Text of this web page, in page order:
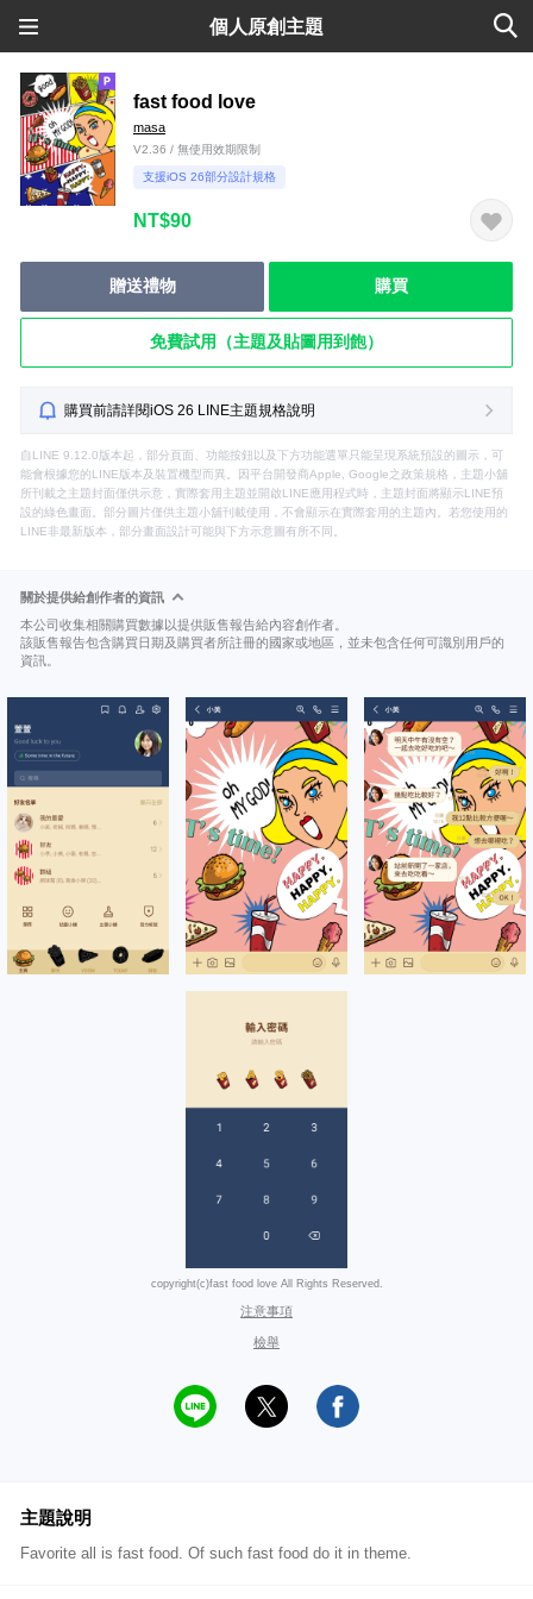
個人原創主題
fast food love
masa
V2.36 / 無使用效期限制
支援iOS 26部分設計規格
NT$90
贈送禮物 購買
免費試用（主題及貼圖用到飽）
購買前請詳閱iOS 26 LINE主題規格說明
自LINE 9.12.0版本起，部分頁面、功能按鈕以及下方功能選單只能呈現系統預設的圖示，可
能會根據您的LINE版本及裝置機型而異。因平台開發商Apple, Google之政策規格，主題小舖
所刊載之主題封面僅供示意，實際套用主題並開啟LINE應用程式時，主題封面將顯示LINE預
設的綠色畫面。部分圖片僅供主題小舖刊載使用，不會顯示在實際套用的主題內。若您使用的
LINE非最新版本，部分畫面設計可能與下方示意圖有所不同。
關於提供給創作者的資訊
本公司收集相關購買數據以提供販售報告給內容創作者。
該販售報告包含購買日期及購買者所註冊的國家或地區，並未包含任何可識別用戶的
資訊。
copyright(c)fast food love All Rights Reserved.
注意事項
檢舉
主題說明
Favorite all is fast food. Of such fast food do it in theme.